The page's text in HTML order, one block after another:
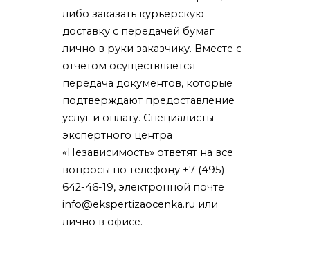
либо заказать курьерскую
доставку с передачей бумаг
лично в руки заказчику. Вместе с
отчетом осуществляется
передача документов, которые
подтверждают предоставление
услуг и оплату. Специалисты
экспертного центра
«Независимость» ответят на все
вопросы по телефону +7 (495)
642-46-19, электронной почте
info@ekspertizaocenka.ru или
лично в офисе.